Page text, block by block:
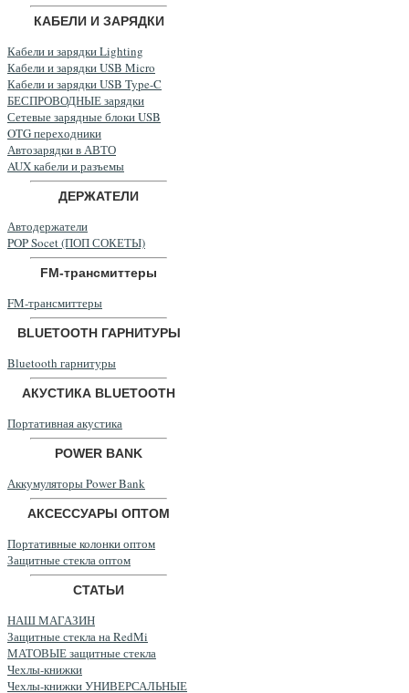
КАБЕЛИ И ЗАРЯДКИ
Кабели и зарядки Lighting
Кабели и зарядки USB Micro
Кабели и зарядки USB Type-C
БЕСПРОВОДНЫЕ зарядки
Сетевые зарядные блоки USB
OTG переходники
Автозарядки в АВТО
AUX кабели и разъемы
ДЕРЖАТЕЛИ
Автодержатели
POP Socet (ПОП СОКЕТЫ)
FM-трансмиттеры
FM-трансмиттеры
BLUETOOTH ГАРНИТУРЫ
Bluetooth гарнитуры
АКУСТИКА BLUETOOTH
Портативная акустика
POWER BANK
Аккумуляторы Power Bank
АКСЕССУАРЫ ОПТОМ
Портативные колонки оптом
Защитные стекла оптом
СТАТЬИ
НАШ МАГАЗИН
Защитные стекла на RedMi
МАТОВЫЕ защитные стекла
Чехлы-книжки
Чехлы-книжки УНИВЕРСАЛЬНЫЕ